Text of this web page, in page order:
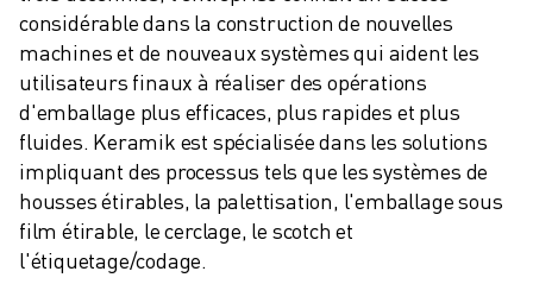
considérable dans la construction de nouvelles
machines et de nouveaux systèmes qui aident les
utilisateurs finaux à réaliser des opérations
d'emballage plus efficaces, plus rapides et plus
fluides. Keramik est spécialisée dans les solutions
impliquant des processus tels que les systèmes de
housses étirables, la palettisation, l'emballage sous
film étirable, le cerclage, le scotch et
l'étiquetage/codage.